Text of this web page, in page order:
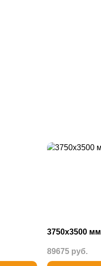
3750х3500 мм
89675 руб.